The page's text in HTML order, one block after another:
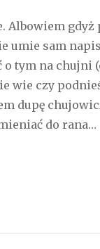
Albowiem gdyż
umie sam
tym na chujni
wie czy
dupę
do rana…